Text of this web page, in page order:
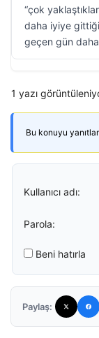
“çok
daha iyiye
geçen gün
1 yazı
Bu konuyu
Kullanıcı adı:
Parola:
Beni hatırla
Paylaş: